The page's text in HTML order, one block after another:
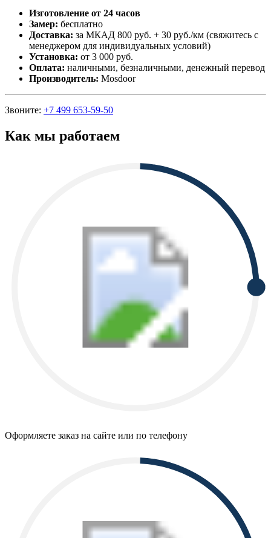
Изготовление от 24 часов
Замер: бесплатно
Доставка: за МКАД 800 руб. + 30 руб./км (свяжитесь с
менеджером для индивидуальных условий)
Установка: от 3 000 руб.
Оплата: наличными, безналичными, денежный перевод
Производитель: Mosdoor
Звоните: +7 499 653-59-50
Как мы работаем
Оформляете заказ на сайте или по телефону